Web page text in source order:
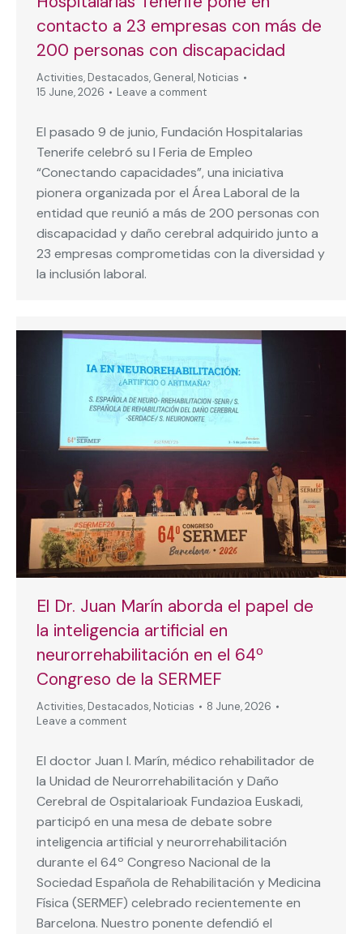
contacto a 23 empresas con más de
200 personas con discapacidad
Activities, Destacados, General, Noticias
15 June, 2026
Leave a comment
El pasado 9 de junio, Fundación Hospitalarias
Tenerife celebró su I Feria de Empleo
“Conectando capacidades”, una iniciativa
pionera organizada por el Área Laboral de la
entidad que reunió a más de 200 personas con
discapacidad y daño cerebral adquirido junto a
23 empresas comprometidas con la diversidad y
la inclusión laboral.
El Dr. Juan Marín aborda el papel de
la inteligencia artificial en
neurorrehabilitación en el 64º
Congreso de la SERMEF
Activities, Destacados, Noticias
8 June, 2026
Leave a comment
El doctor Juan I. Marín, médico rehabilitador de
la Unidad de Neurorrehabilitación y Daño
Cerebral de Ospitalarioak Fundazioa Euskadi,
participó en una mesa de debate sobre
inteligencia artificial y neurorrehabilitación
durante el 64º Congreso Nacional de la
Sociedad Española de Rehabilitación y Medicina
Física (SERMEF) celebrado recientemente en
Barcelona. Nuestro ponente defendió el